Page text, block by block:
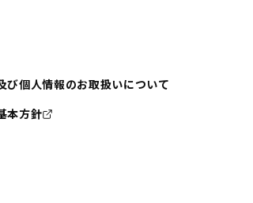
び個人情報のお取扱いについて
本方針